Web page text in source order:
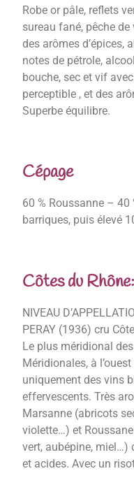
Robe or pâle, reflets
sureau fané, pêche
des arômes d’épices,
notes de pétrole,
bouche, sec et vif
perceptible , et des
Superbe équilibre.
Cépage
60 % Roussanne –
barriques, puis élevé
Côtes du
NIVEAU
PERAY (1936) cru
Le plus méridional
Méridionales, à
uniquement des vins
effervescents. Très
Marsanne (abricots
violette…) et
vert, aubépine, miel…)
et acides. Avec un